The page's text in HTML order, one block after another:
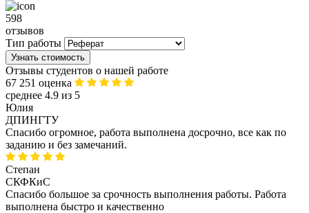
598
отзывов
Тип работы
Узнать стоимость
Отзывы студентов о нашей работе
67 251 оценка
среднее 4.9 из 5
Юлия
ДПИНГТУ
Спасибо огромное, работа выполнена досрочно, все как по
заданию и без замечаний.
Степан
СКФКиС
Спасибо большое за срочность выполнения работы. Работа
выполнена быстро и качественно